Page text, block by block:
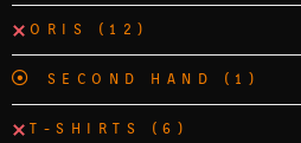
ORIS (12)
SECOND HAND (1)
T-SHIRTS (6)